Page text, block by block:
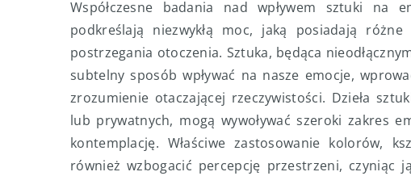
Współczesne badania nad wpływem sztuki na
podkreślają niezwykłą moc, jaką posiadają
postrzegania otoczenia. Sztuka, będąca
subtelny sposób wpływać na nasze emocje,
zrozumienie otaczającej rzeczywistości. Dzieła
lub prywatnych, mogą wywoływać szeroki zakres
kontemplację. Właściwe zastosowanie kolorów,
również wzbogacić percepcję przestrzeni, czyniąc